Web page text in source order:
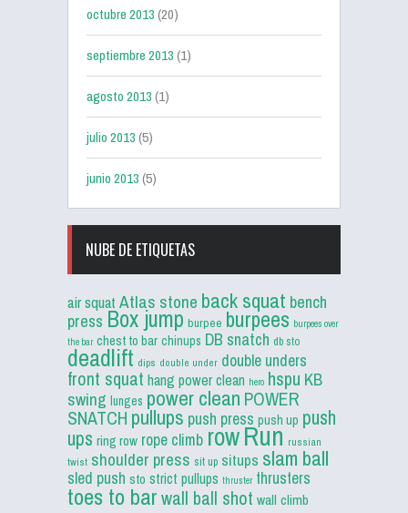
octubre 2013(20)
septiembre 2013(1)
agosto 2013(1)
julio 2013(5)
junio 2013(5)
NUBE DE ETIQUETAS
air squat Atlas stone back squat bench
press Box jump burpee burpees burpees over
the bar chest to bar chinups DB snatch db sto
deadlift dips double under double unders
front squat hang power clean hero hspu KB
swing lunges power clean POWER
SNATCH pullups push press push up push
ups ring row rope climb rowRun russian
twist shoulder press sit up situps slam ball
sled push sto strict pullups thruster thrusters
toes to barwall ball shot wall climb